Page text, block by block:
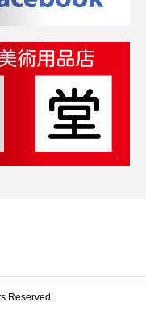
Reserved.